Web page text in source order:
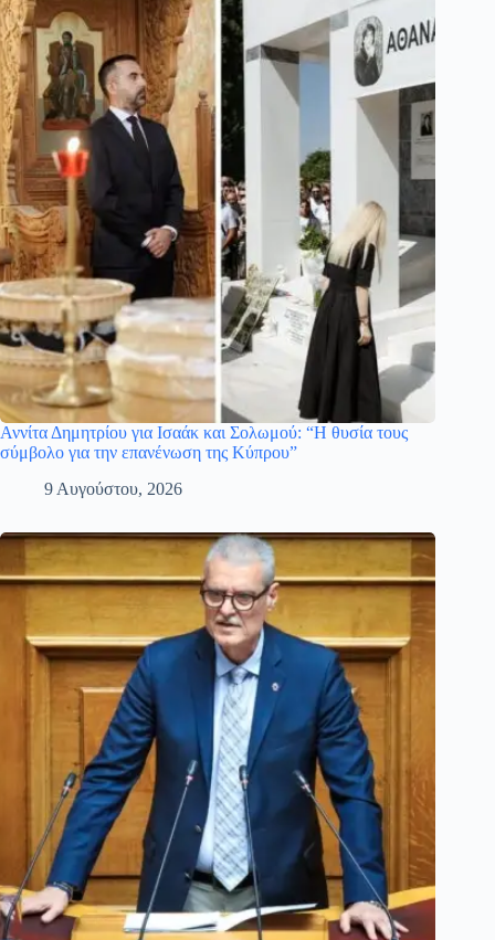
Αννίτα Δημητρίου για Ισαάκ και Σολωμού: “Η θυσία τους
σύμβολο για την επανένωση της Κύπρου”
9 Αυγούστου, 2026